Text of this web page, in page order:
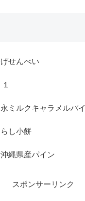
せんべい
ミルクキャラメルパイ
し小餅
縄県産パイン
スポンサーリンク